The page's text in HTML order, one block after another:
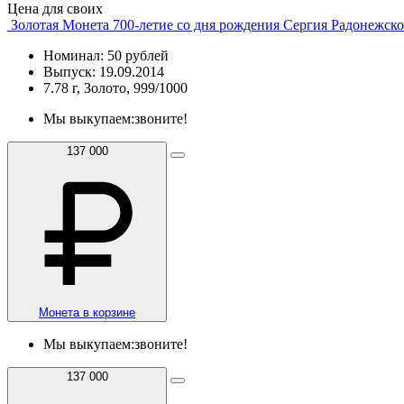
Цена для своих
Золотая Монета 700-летие со дня рождения Сергия
Номинал: 50 рублей
Выпуск: 19.09.2014
7.78 г, Золото, 999/1000
Мы выкупаем:звоните!
137 000
Монета в корзине
Мы выкупаем:звоните!
137 000